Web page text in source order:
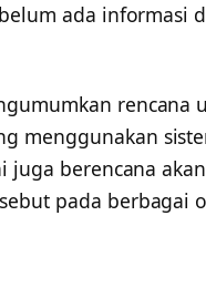
ada informasi
rencana
menggunakan
juga berencana
pada berbagai